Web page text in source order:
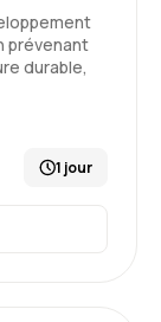
prévenant
durable,
1 jour